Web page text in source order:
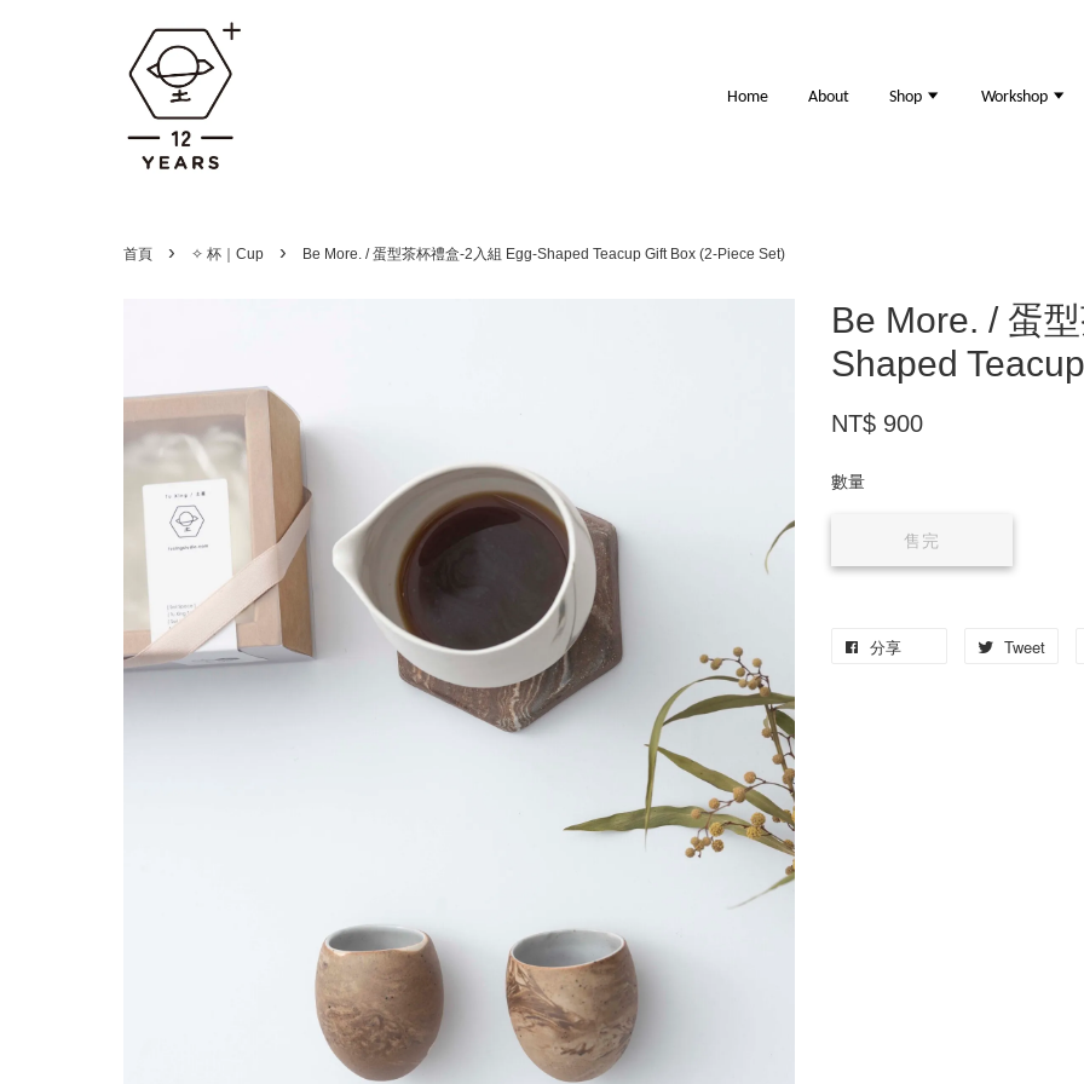
Home About Shop Workshop
首頁 › ✧ 杯｜Cup › Be More. / 蛋型茶杯禮盒-2入組 Egg-Shaped Teacup Gift Box (2-Piece Set)
Be More. / 蛋
Shaped
NT$ 900
數量
售完
分享 Tweet